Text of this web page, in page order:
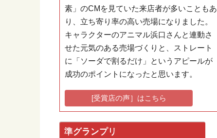
素」のCMを見ていた来店者が多いこともあ
り、立ち寄り率の高い売場になりました。
キャラクターのアニマル浜口さんと連動さ
せた元気のある売場づくりと、ストレート
に「ソーダで割るだけ」というアピールが
成功のポイントになったと思います。
[受賞店の声］はこちら
準グランプリ